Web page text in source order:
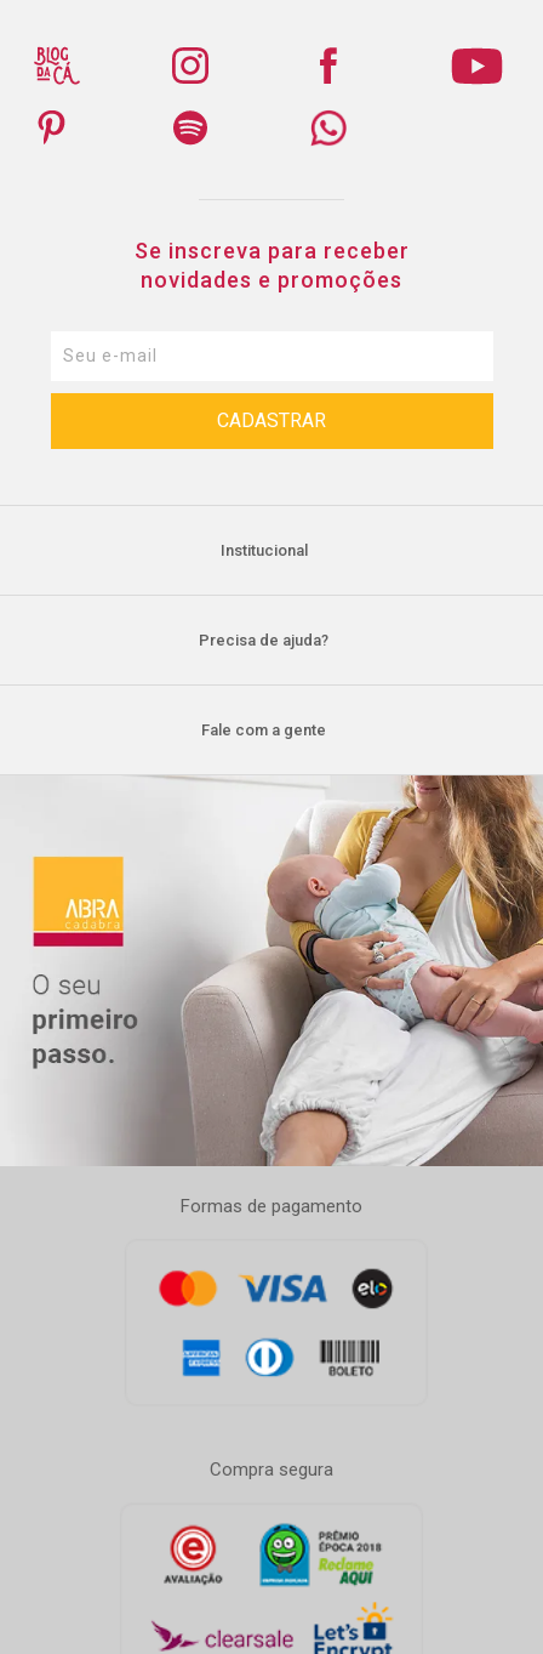
Se inscreva para receber
novidades e promoções
Institucional
Precisa de ajuda?
Fale com a gente
Formas de pagamento
Compra segura